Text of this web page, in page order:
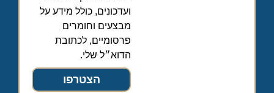
ועדכונים, כולל מידע על
מבצעים וחומרים
פרסומיים, לכתובת
הדוא״ל שלי.
הצטרפו